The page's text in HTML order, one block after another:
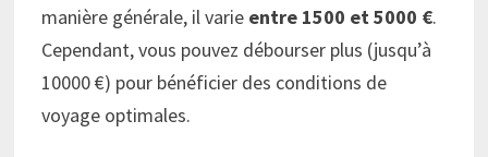
manière générale, il varie entre 1500 et 5000 €.
Cependant, vous pouvez débourser plus (jusqu’à
10000 €) pour bénéficier des conditions de
voyage optimales.